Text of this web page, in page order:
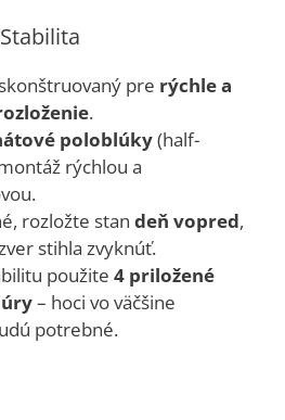
pre rýchle a
.
poloblúky(half-
rýchlou a
rozložte stan deň vopred,
stihla zvyknúť.
použite 4 priložené
– hoci vo väčšine
potrebné.